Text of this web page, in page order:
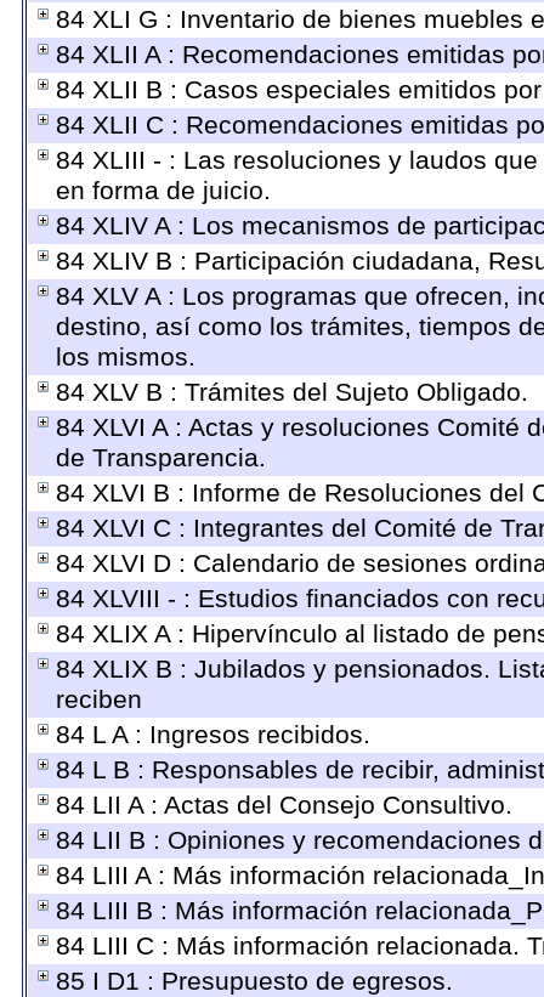
84 XLI G : Inventario de bienes muebles
84 XLII A : Recomendaciones emitidas
84 XLII B : Casos especiales emitidos
84 XLII C : Recomendaciones emitidas
84 XLIII - : Las resoluciones y laudos
en forma de juicio.
84 XLIV A : Los mecanismos de
84 XLIV B : Participación ciudadana,
84 XLV A : Los programas que ofrecen,
destino, así como los trámites, tiempos
los mismos.
84 XLV B : Trámites del Sujeto Obligado.
84 XLVI A : Actas y resoluciones Comité
de Transparencia.
84 XLVI B : Informe de Resoluciones del
84 XLVI C : Integrantes del Comité de
84 XLVI D : Calendario de sesiones
84 XLVIII - : Estudios financiados con
84 XLIX A : Hipervínculo al listado de
84 XLIX B : Jubilados y pensionados.
reciben
84 L A : Ingresos recibidos.
84 L B : Responsables de recibir,
84 LII A : Actas del Consejo Consultivo.
84 LII B : Opiniones y recomendaciones
84 LIII A : Más información
84 LIII B : Más información
84 LIII C : Más información relacionada.
85 I D1 : Presupuesto de egresos.